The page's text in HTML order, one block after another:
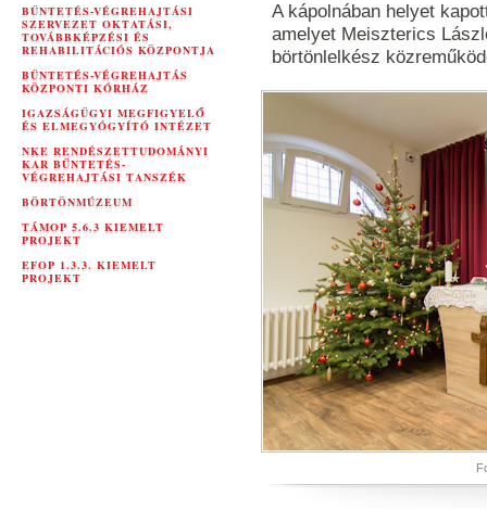
BÜNTETÉS-VÉGREHAJTÁSI
SZERVEZET OKTATÁSI,
TOVÁBBKÉPZÉSI ÉS
REHABILITÁCIÓS KÖZPONTJA
BÜNTETÉS-VÉGREHAJTÁS
KÖZPONTI KÓRHÁZ
IGAZSÁGÜGYI MEGFIGYELŐ
ÉS ELMEGYÓGYÍTÓ INTÉZET
NKE RENDÉSZETTUDOMÁNYI
KAR BÜNTETÉS-
VÉGREHAJTÁSI TANSZÉK
BÖRTÖNMÚZEUM
TÁMOP 5.6.3 KIEMELT
PROJEKT
EFOP 1.3.3. KIEMELT
PROJEKT
A kápolnában helyet
amelyet Meiszterics
börtönlelkész